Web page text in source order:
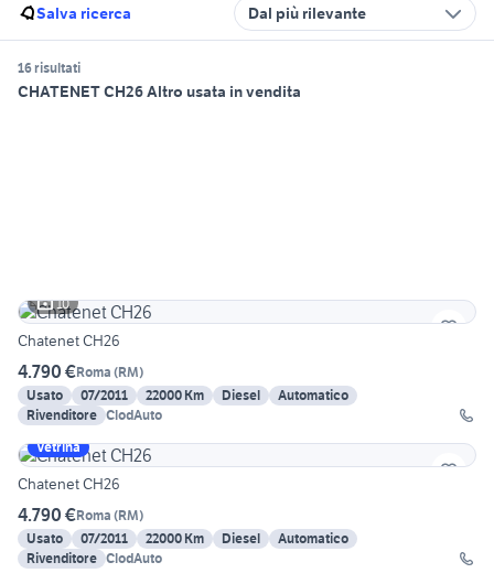
Salva ricerca Dal più rilevante
16 risultati
CHATENET CH26 Altro usata in vendita
10
Chatenet CH26
4.790 €Roma (RM)
Usato
07/2011 22000 Km Diesel
Automatico
Rivenditore ClodAuto
Vetrina
Chatenet CH26
4.790 €Roma (RM)
Usato
07/2011 22000 Km Diesel
Automatico
Rivenditore ClodAuto